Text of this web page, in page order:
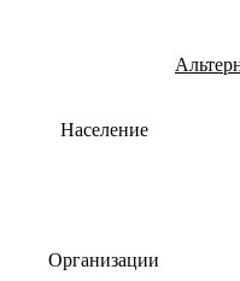
Население
Организации